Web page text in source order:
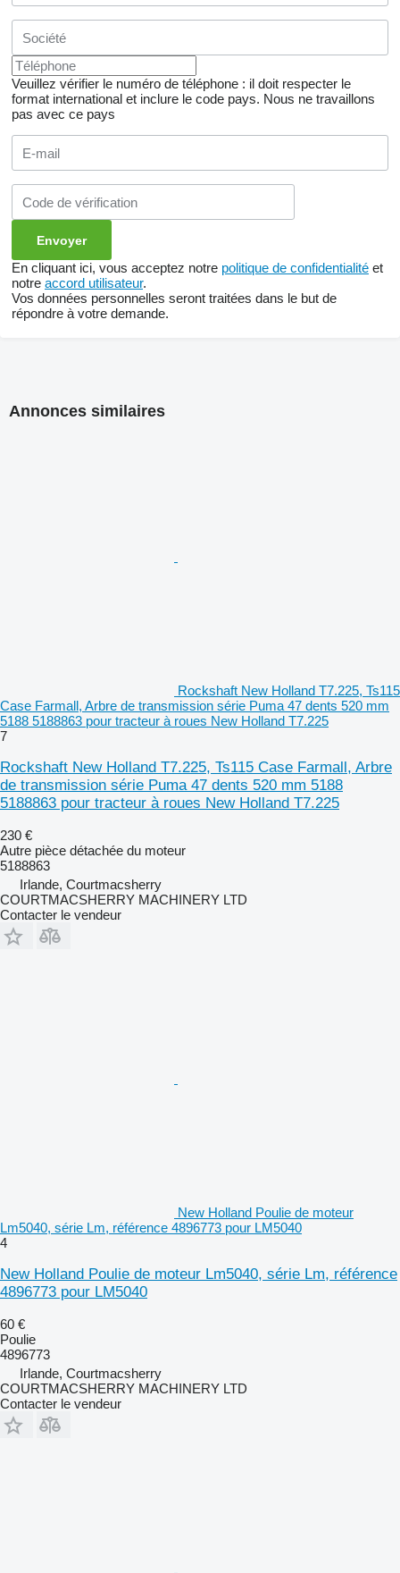
Veuillez vérifier le numéro de téléphone : il doit respecter le
format international et inclure le code pays. Nous ne travaillons
pas avec ce pays
En cliquant ici, vous acceptez notre politique de confidentialité et
notre accord utilisateur.
Vos données personnelles seront traitées dans le but de
répondre à votre demande.
Annonces similaires
Rockshaft New Holland T7.225, Ts115
Case Farmall, Arbre de transmission série Puma 47 dents 520 mm
5188 5188863 pour tracteur à roues New Holland T7.225
7
Rockshaft New Holland T7.225, Ts115 Case Farmall, Arbre
de transmission série Puma 47 dents 520 mm 5188
5188863 pour tracteur à roues New Holland T7.225
230 €
Autre pièce détachée du moteur
5188863
Irlande, Courtmacsherry
COURTMACSHERRY MACHINERY LTD
Contacter le vendeur
New Holland Poulie de moteur
Lm5040, série Lm, référence 4896773 pour LM5040
4
New Holland Poulie de moteur Lm5040, série Lm, référence
4896773 pour LM5040
60 €
Poulie
4896773
Irlande, Courtmacsherry
COURTMACSHERRY MACHINERY LTD
Contacter le vendeur